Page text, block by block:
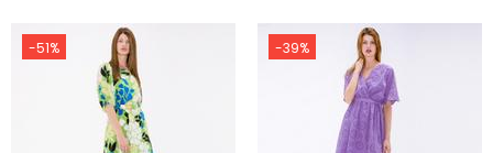
-51% -39%